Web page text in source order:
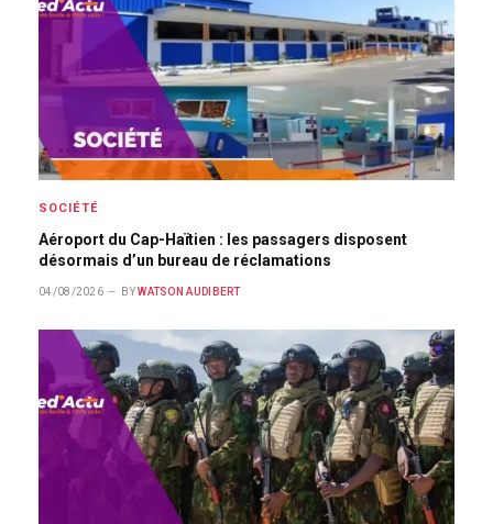
SOCIÉTÉ
Aéroport du Cap-Haïtien : les passagers disposent
désormais d’un bureau de réclamations
04/08/2026 BY WATSON AUDIBERT